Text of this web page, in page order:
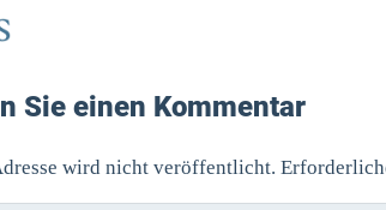
Sie einen Kommentar
wird nicht veröffentlicht.